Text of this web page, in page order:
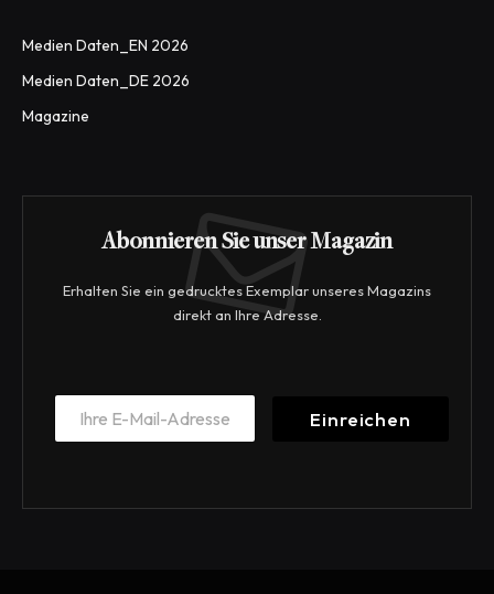
Medien Daten_EN 2026
Medien Daten_DE 2026
Magazine
Abonnieren Sie unser Magazin
Erhalten Sie ein gedrucktes Exemplar unseres Magazins
direkt an Ihre Adresse.
m
E
a
*
Einreichen